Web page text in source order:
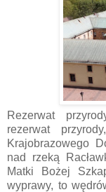
Rezerwat
rezerwat
Krajobrazowego
nad rzeką
Matki Bożej
wyprawy, to